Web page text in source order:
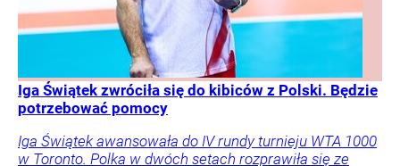
Iga Świątek zwróciła się do kibiców z Polski. Będzie
potrzebować pomocy
Iga Świątek awansowała do IV rundy turnieju WTA 1000
w Toronto. Polka w dwóch setach rozprawiła się ze